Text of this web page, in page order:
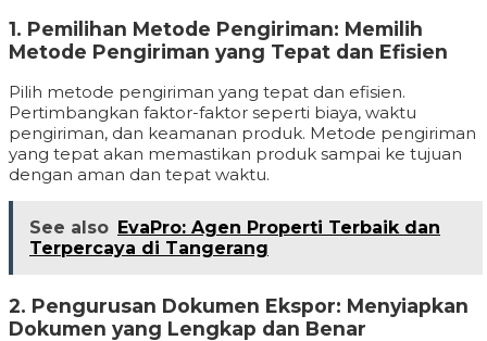
1. Pemilihan Metode Pengiriman: Memilih
Metode Pengiriman yang Tepat dan Efisien
Pilih metode pengiriman yang tepat dan efisien.
Pertimbangkan faktor-faktor seperti biaya, waktu
pengiriman, dan keamanan produk. Metode pengiriman
yang tepat akan memastikan produk sampai ke tujuan
dengan aman dan tepat waktu.
See also EvaPro: Agen Properti Terbaik dan
Terpercaya di Tangerang
2. Pengurusan Dokumen Ekspor: Menyiapkan
Dokumen yang Lengkap dan Benar